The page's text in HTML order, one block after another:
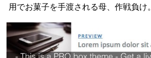
用でお菓子を手渡される母、作戦負け。